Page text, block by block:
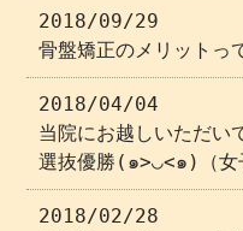
2018/09/29
骨盤矯正のメリットっ
2018/04/04
当院にお越しいただい
選抜優勝(๑>◡<๑)（女
2018/02/28